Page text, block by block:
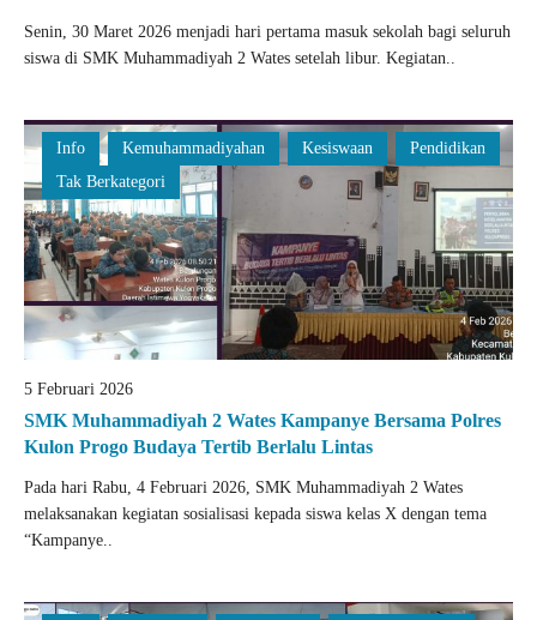
Senin, 30 Maret 2026 menjadi hari pertama masuk sekolah bagi seluruh
siswa di SMK Muhammadiyah 2 Wates setelah libur. Kegiatan..
Info Kemuhammadiyahan Kesiswaan
Pendidikan
Tak Berkategori
5 Februari 2026
SMK Muhammadiyah 2 Wates Kampanye Bersama Polres
Kulon Progo Budaya Tertib Berlalu Lintas
Pada hari Rabu, 4 Februari 2026, SMK Muhammadiyah 2 Wates
melaksanakan kegiatan sosialisasi kepada siswa kelas X dengan tema
“Kampanye..